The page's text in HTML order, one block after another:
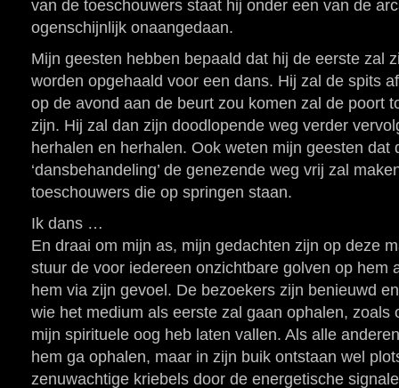
van de toeschouwers staat hij onder een van de
ogenschijnlijk onaangedaan.
Mijn geesten hebben bepaald dat hij de eerste zal
worden opgehaald voor een dans. Hij zal de spits
op de avond aan de beurt zou komen zal de poort
zijn. Hij zal dan zijn doodlopende weg verder
herhalen en herhalen. Ook weten mijn geesten dat
‘dansbehandeling’ de genezende weg vrij zal
toeschouwers die op springen staan.
Ik dans …
En draai om mijn as, mijn gedachten zijn op deze
stuur de voor iedereen onzichtbare golven op hem
hem via zijn gevoel. De bezoekers zijn benieuwd
wie het medium als eerste zal gaan ophalen, zoals
mijn spirituele oog heb laten vallen. Als alle
hem ga ophalen, maar in zijn buik ontstaan wel
zenuwachtige kriebels door de energetische